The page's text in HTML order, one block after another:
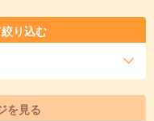
り込む
を見る